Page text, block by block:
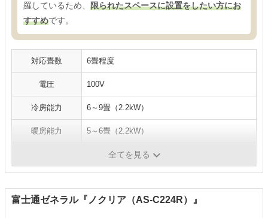
羅しているため、 限られたスペースに設置をしたい方にお
すすめです。
対応畳数 6畳程度
電圧 100V
冷房能力 6～9畳（2.2kW）
暖房能力 5～6畳（2.2kW）
冷房：635W、暖房：470W
全てを見る
富士通ゼネラル『ノクリア（AS-C224R）』